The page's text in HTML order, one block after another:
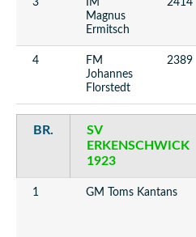
3
IM
Magnus
Ermitsch
2414
4
FM
Johannes
Florstedt
2389
BR.
SV
ERKENSCHWICK
1923
1 GM Toms Kantans